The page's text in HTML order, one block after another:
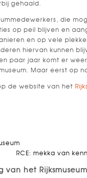
gehaald.
die
op peil blijven en
en op vele
hiervan kunnen
paar jaar komt er
Maar eerst op
de website van het
RCE: mekka van
het Rijksmuseum